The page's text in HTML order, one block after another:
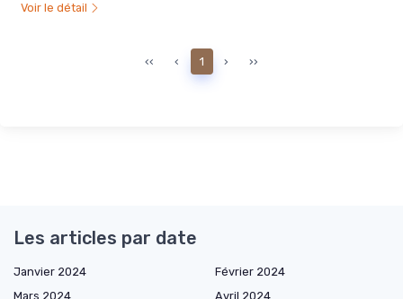
Voir le détail
‹‹ ‹ 1 › ››
Les articles par date
Janvier 2024
Février 2024
Mars 2024
Avril 2024